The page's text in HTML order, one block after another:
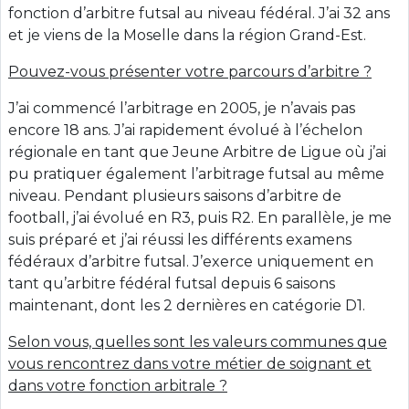
fonction d’arbitre futsal au niveau fédéral. J’ai 32 ans
et je viens de la Moselle dans la région Grand-Est.
Pouvez-vous présenter votre parcours d’arbitre ?
J’ai commencé l’arbitrage en 2005, je n’avais pas
encore 18 ans. J’ai rapidement évolué à l’échelon
régionale en tant que Jeune Arbitre de Ligue où j’ai
pu pratiquer également l’arbitrage futsal au même
niveau. Pendant plusieurs saisons d’arbitre de
football, j’ai évolué en R3, puis R2. En parallèle, je me
suis préparé et j’ai réussi les différents examens
fédéraux d’arbitre futsal. J’exerce uniquement en
tant qu’arbitre fédéral futsal depuis 6 saisons
maintenant, dont les 2 dernières en catégorie D1.
Selon vous, quelles sont les valeurs communes que
vous rencontrez dans votre métier de soignant et
dans votre fonction arbitrale ?